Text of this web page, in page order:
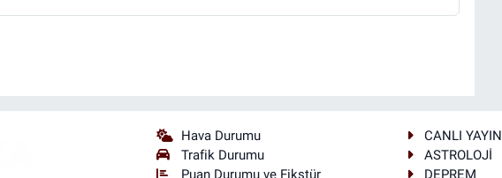
Hava Durumu
Trafik Durumu
Puan Durumu ve Fikstür
CANLI YAYIN
ASTROLOJİ
DEPREM